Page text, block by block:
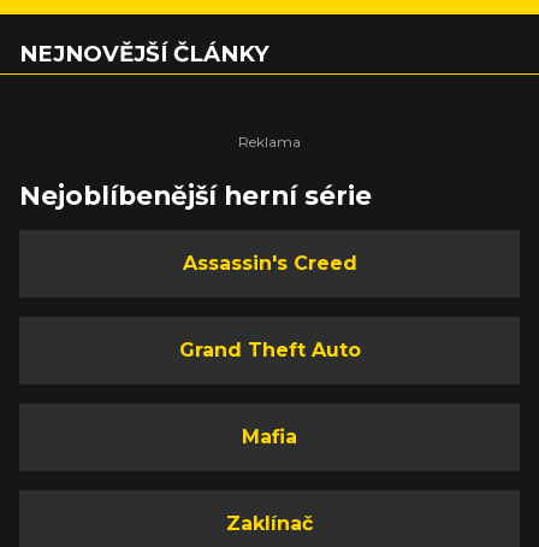
NEJNOVĚJŠÍ ČLÁNKY
Nejoblíbenější herní série
Assassin's Creed
Grand Theft Auto
Mafia
Zaklínač